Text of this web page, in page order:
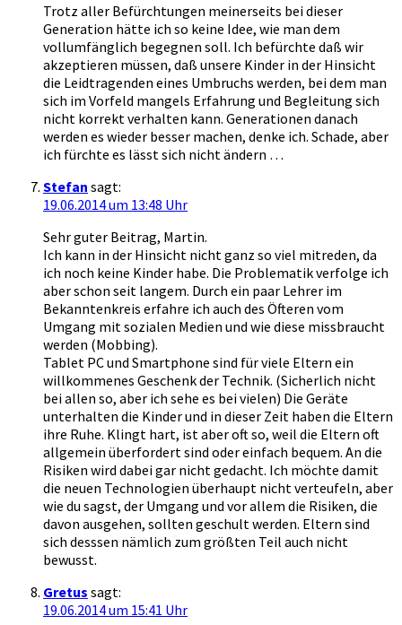
Trotz aller Befürchtungen meinerseits bei dieser
Generation hätte ich so keine Idee, wie man dem
vollumfänglich begegnen soll. Ich befürchte daß wir
akzeptieren müssen, daß unsere Kinder in der Hinsicht
die Leidtragenden eines Umbruchs werden, bei dem man
sich im Vorfeld mangels Erfahrung und Begleitung sich
nicht korrekt verhalten kann. Generationen danach
werden es wieder besser machen, denke ich. Schade, aber
ich fürchte es lässt sich nicht ändern …
Stefan sagt:
19.06.2014 um 13:48 Uhr
Sehr guter Beitrag, Martin.
Ich kann in der Hinsicht nicht ganz so viel mitreden, da
ich noch keine Kinder habe. Die Problematik verfolge ich
aber schon seit langem. Durch ein paar Lehrer im
Bekanntenkreis erfahre ich auch des Öfteren vom
Umgang mit sozialen Medien und wie diese missbraucht
werden (Mobbing).
Tablet PC und Smartphone sind für viele Eltern ein
willkommenes Geschenk der Technik. (Sicherlich nicht
bei allen so, aber ich sehe es bei vielen) Die Geräte
unterhalten die Kinder und in dieser Zeit haben die Eltern
ihre Ruhe. Klingt hart, ist aber oft so, weil die Eltern oft
allgemein überfordert sind oder einfach bequem. An die
Risiken wird dabei gar nicht gedacht. Ich möchte damit
die neuen Technologien überhaupt nicht verteufeln, aber
wie du sagst, der Umgang und vor allem die Risiken, die
davon ausgehen, sollten geschult werden. Eltern sind
sich desssen nämlich zum größten Teil auch nicht
bewusst.
Gretus sagt:
19.06.2014 um 15:41 Uhr